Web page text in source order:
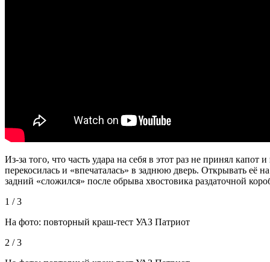
Из-за того, что часть удара на себя в этот раз не принял капот
перекосилась и «впечаталась» в заднюю дверь. Открывать
задний «сложился» после обрыва хвостовика раздаточной
1 / 3
На фото: повторный краш-тест УАЗ Патриот
2 / 3